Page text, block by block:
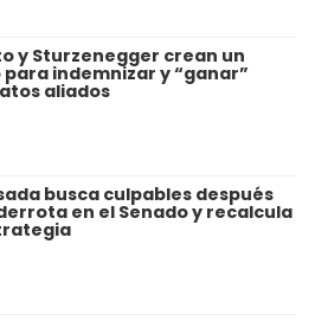
y Sturzenegger crean un
indemnizar y “ganar”
aliados
busca culpables después
en el Senado y recalcula